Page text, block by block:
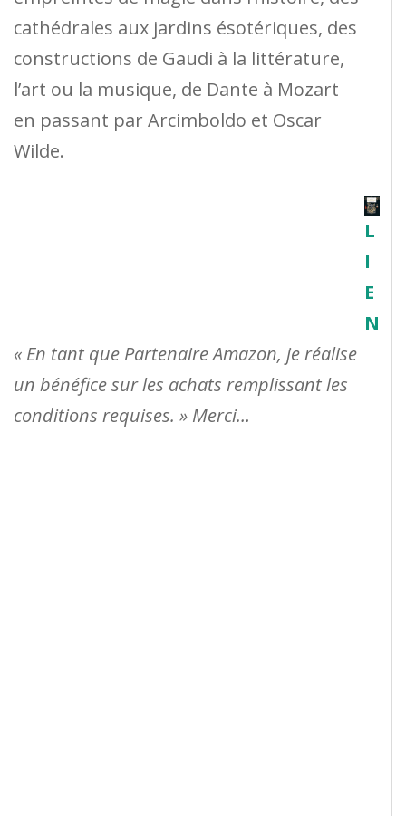
cathédrales aux jardins ésotériques, des
constructions de Gaudi à la littérature,
l’art ou la musique, de Dante à Mozart
en passant par Arcimboldo et Oscar
Wilde.
L
I
E
N
« En tant que Partenaire Amazon, je réalise
un bénéfice sur les achats remplissant les
conditions requises. » Merci…